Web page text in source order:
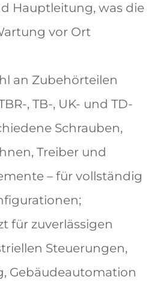
Hauptleitung, was die
vor Ort
an Zubehörteilen
, TB-, UK- und TD-
Schrauben,
Treiber und
– für vollständig
für zuverlässigen
Steuerungen,
Gebäudeautomation